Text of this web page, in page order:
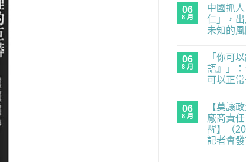
連
示
警
重
要
面
癱
瘓
民
連
記
者
會
主
練
習
題：
的
民
主
｜
《黑
風
箏》
×《三
留
言
06
8 月
中國抓
仁」，
未知的
抓
人
「一
仁」，
入
境
中
國
言
06
8 月
「你可
語』」
可以正常
以
說
『國
語』」：
台
言
06
8 月
【莫讓
廠商責
醒】（
記者會發